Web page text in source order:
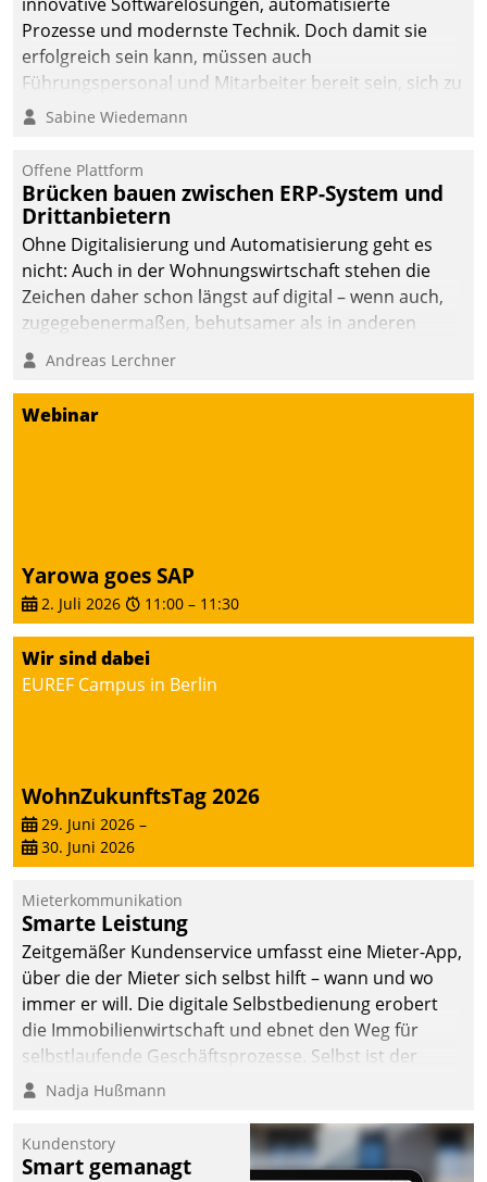
Prozesse und modernste Technik. Doch damit sie
erfolgreich sein kann, müssen auch
Führungspersonal und Mitarbeiter bereit sein, sich zu
verändern und anzupassen, sonst werden sie an ihr
Sabine Wiedemann
Offene Plattform
Brücken bauen zwischen ERP-System und
Drittanbietern
Ohne Digitalisierung und Automatisierung geht es
nicht: Auch in der Wohnungswirtschaft stehen die
Zeichen daher schon längst auf digital – wenn auch,
zugegebenermaßen, behutsamer als in anderen
Branchen.
Andreas Lerchner
Webinar
Yarowa goes SAP
2. Juli 2026 11:00 – 11:30
Wir sind dabei
EUREF Campus in Berlin
WohnZukunftsTag 2026
29. Juni 2026 –
30. Juni 2026
Mieterkommunikation
Smarte Leistung
Zeitgemäßer Kundenservice umfasst eine Mieter-App,
über die der Mieter sich selbst hilft – wann und wo
immer er will. Die digitale Selbstbedienung erobert
die Immobilienwirtschaft und ebnet den Weg für
selbstlaufende Geschäftsprozesse. Selbst ist der
Kunde und smart der Serviceanbieter.
Nadja Hußmann
Kundenstory
Smart gemanagt